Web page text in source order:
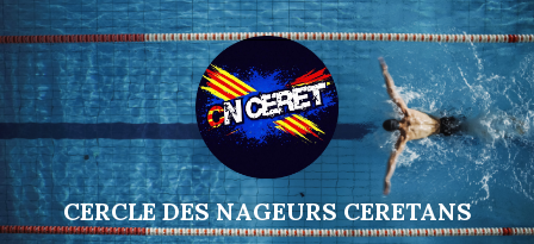
Skip
to
content
Skip
to
main
navigation
Skip
to
footer
CERCLE DES NAGEURS CERETANS